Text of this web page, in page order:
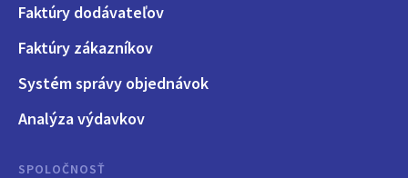
Faktúry dodávateľov
Faktúry zákazníkov
Systém správy objednávok
Analýza výdavkov
SPOLOČNOSŤ